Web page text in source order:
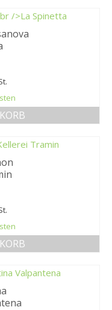
unter Cookie-
ändern. Genaue
Impressum bzw.